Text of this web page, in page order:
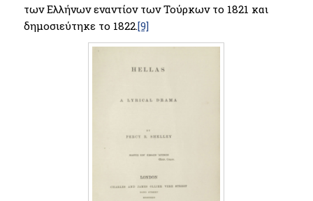
των Ελλήνων εναντίον των Τούρκων το 1821 και
δημοσιεύτηκε το 1822.[9]